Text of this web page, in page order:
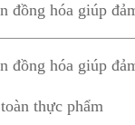
đồng hóa giúp
đồng hóa giúp
thực phẩm